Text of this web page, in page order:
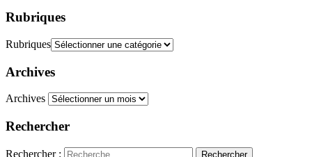
Rubriques
Rubriques
Archives
Archives
Rechercher
Rechercher :